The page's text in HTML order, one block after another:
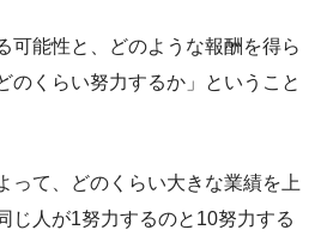
可能性と、どのような報酬を得ら
のくらい努力するか」ということ
って、どのくらい大きな業績を上
じ人が1努力するのと10努力する